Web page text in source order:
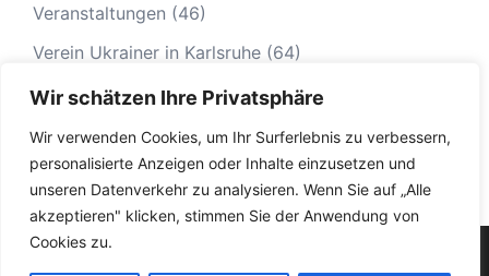
Wir schätzen Ihre Privatsphäre
Wir verwenden Cookies, um Ihr Surferlebnis zu verbessern,
personalisierte Anzeigen oder Inhalte einzusetzen und
unseren Datenverkehr zu analysieren. Wenn Sie auf „Alle
akzeptieren" klicken, stimmen Sie der Anwendung von
Cookies zu.
Veranstaltungen (46)
Verein Ukrainer in Karlsruhe (64)